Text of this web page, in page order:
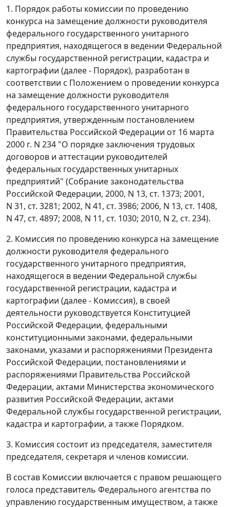
1. Порядок работы комиссии по проведению
конкурса на замещение должности руководителя
федерального государственного унитарного
предприятия, находящегося в ведении Федеральной
службы государственной регистрации, кадастра и
картографии (далее - Порядок), разработан в
соответствии с Положением о проведении конкурса
на замещение должности руководителя
федерального государственного унитарного
предприятия, утвержденным постановлением
Правительства Российской Федерации от 16 марта
2000 г. N 234 "О порядке заключения трудовых
договоров и аттестации руководителей
федеральных государственных унитарных
предприятий" (Собрание законодательства
Российской Федерации, 2000, N 13, ст. 1373; 2001,
N 31, ст. 3281; 2002, N 41, ст. 3986; 2006, N 13, ст. 1408,
N 47, ст. 4897; 2008, N 11, ст. 1030; 2010, N 2, ст. 234).
2. Комиссия по проведению конкурса на замещение
должности руководителя федерального
государственного унитарного предприятия,
находящегося в ведении Федеральной службы
государственной регистрации, кадастра и
картографии (далее - Комиссия), в своей
деятельности руководствуется Конституцией
Российской Федерации, федеральными
конституционными законами, федеральными
законами, указами и распоряжениями Президента
Российской Федерации, постановлениями и
распоряжениями Правительства Российской
Федерации, актами Министерства экономического
развития Российской Федерации, актами
Федеральной службы государственной регистрации,
кадастра и картографии, а также Порядком.
3. Комиссия состоит из председателя, заместителя
председателя, секретаря и членов комиссии.
В состав Комиссии включается с правом решающего
голоса представитель Федерального агентства по
управлению государственным имуществом, а также